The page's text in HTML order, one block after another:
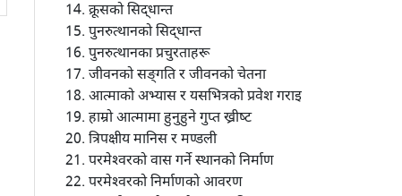
क्रूसको सिद्धान्त
पुनरुत्थानको सिद्धान्त
पुनरुत्थानका प्रचुरताहरू
जीवनको सङ्गति र जीवनको चेतना
आत्माको अभ्यास र यसभित्रको प्रवेश गराइ
हाम्रो आत्मामा हुनुहुने गुप्त ख्रीष्ट
त्रिपक्षीय मानिस र मण्डली
परमेश्वरको वास गर्ने स्थानको निर्माण
परमेश्वरको निर्माणको आवरण